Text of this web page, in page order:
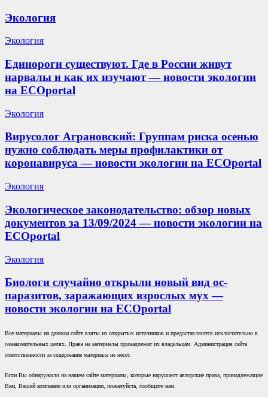
Экология
Экология
Единороги существуют. Где в России живут
нарвалы и как их изучают — новости экологии
на ECOportal
Экология
Вирусолог Аграновский: Группам риска осенью
нужно соблюдать меры профилактики от
коронавируса — новости экологии на ECOportal
Экология
Экологическое законодательство: обзор новых
документов за 13/09/2024 — новости экологии на
ECOportal
Экология
Биологи случайно открыли новый вид ос-
паразитов, заражающих взрослых мух —
новости экологии на ECOportal
Все материалы на данном сайте взяты из открытых источников и предоставляются исключительно в
ознакомительных целях. Права на материалы принадлежат их владельцам. Администрация сайта
ответственности за содержание материала не несет.
Если Вы обнаружили на нашем сайте материалы, которые нарушают авторские права, принадлежащие
Вам, Вашей компании или организации, пожалуйста, сообщите нам.